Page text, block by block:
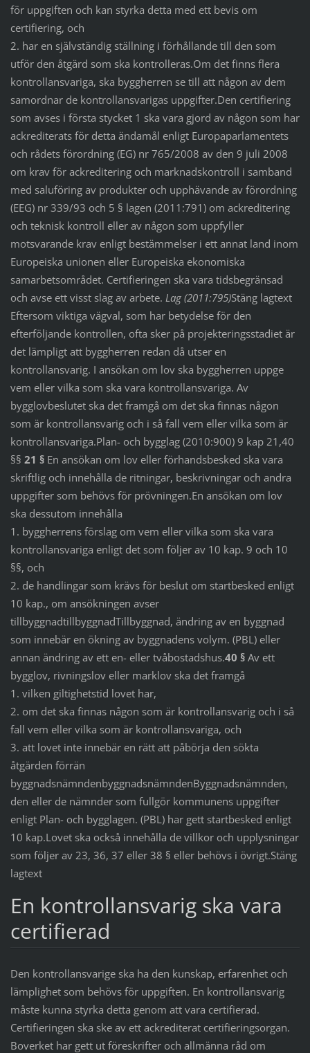
för uppgiften och kan styrka detta med ett bevis om
certifiering, och
2. har en självständig ställning i förhållande till den som
utför den åtgärd som ska kontrolleras.Om det finns flera
kontrollansvariga, ska byggherren se till att någon av dem
samordnar de kontrollansvarigas uppgifter.Den certifiering
som avses i första stycket 1 ska vara gjord av någon som har
ackrediterats för detta ändamål enligt Europaparlamentets
och rådets förordning (EG) nr 765/2008 av den 9 juli 2008
om krav för ackreditering och marknadskontroll i samband
med saluföring av produkter och upphävande av förordning
(EEG) nr 339/93 och 5 § lagen (2011:791) om ackreditering
och teknisk kontroll eller av någon som uppfyller
motsvarande krav enligt bestämmelser i ett annat land inom
Europeiska unionen eller Europeiska ekonomiska
samarbetsområdet. Certifieringen ska vara tidsbegränsad
och avse ett visst slag av arbete. Lag (2011:795)Stäng lagtext
Eftersom viktiga vägval, som har betydelse för den
efterföljande kontrollen, ofta sker på projekteringsstadiet är
det lämpligt att byggherren redan då utser en
kontrollansvarig. I ansökan om lov ska byggherren uppge
vem eller vilka som ska vara kontrollansvariga. Av
bygglovbeslutet ska det framgå om det ska finnas någon
som är kontrollansvarig och i så fall vem eller vilka som är
kontrollansvariga.Plan- och bygglag (2010:900) 9 kap 21,40
§§ 21 §En ansökan om lov eller förhandsbesked ska vara
skriftlig och innehålla de ritningar, beskrivningar och andra
uppgifter som behövs för prövningen.En ansökan om lov
ska dessutom innehålla
1. byggherrens förslag om vem eller vilka som ska vara
kontrollansvariga enligt det som följer av 10 kap. 9 och 10
§§, och
2. de handlingar som krävs för beslut om startbesked enligt
10 kap., om ansökningen avser
tillbyggnadtillbyggnadTillbyggnad, ändring av en byggnad
som innebär en ökning av byggnadens volym. (PBL) eller
annan ändring av ett en- eller tvåbostadshus.40 §Av ett
bygglov, rivningslov eller marklov ska det framgå
1. vilken giltighetstid lovet har,
2. om det ska finnas någon som är kontrollansvarig och i så
fall vem eller vilka som är kontrollansvariga, och
3. att lovet inte innebär en rätt att påbörja den sökta
åtgärden förrän
byggnadsnämndenbyggnadsnämndenByggnadsnämnden,
den eller de nämnder som fullgör kommunens uppgifter
enligt Plan- och bygglagen. (PBL) har gett startbesked enligt
10 kap.Lovet ska också innehålla de villkor och upplysningar
som följer av 23, 36, 37 eller 38 § eller behövs i övrigt.Stäng
lagtext
En kontrollansvarig ska vara
certifierad
Den kontrollansvarige ska ha den kunskap, erfarenhet och
lämplighet som behövs för uppgiften. En kontrollansvarig
måste kunna styrka detta genom att vara certifierad.
Certifieringen ska ske av ett ackrediterat certifieringsorgan.
Boverket har gett ut föreskrifter och allmänna råd om